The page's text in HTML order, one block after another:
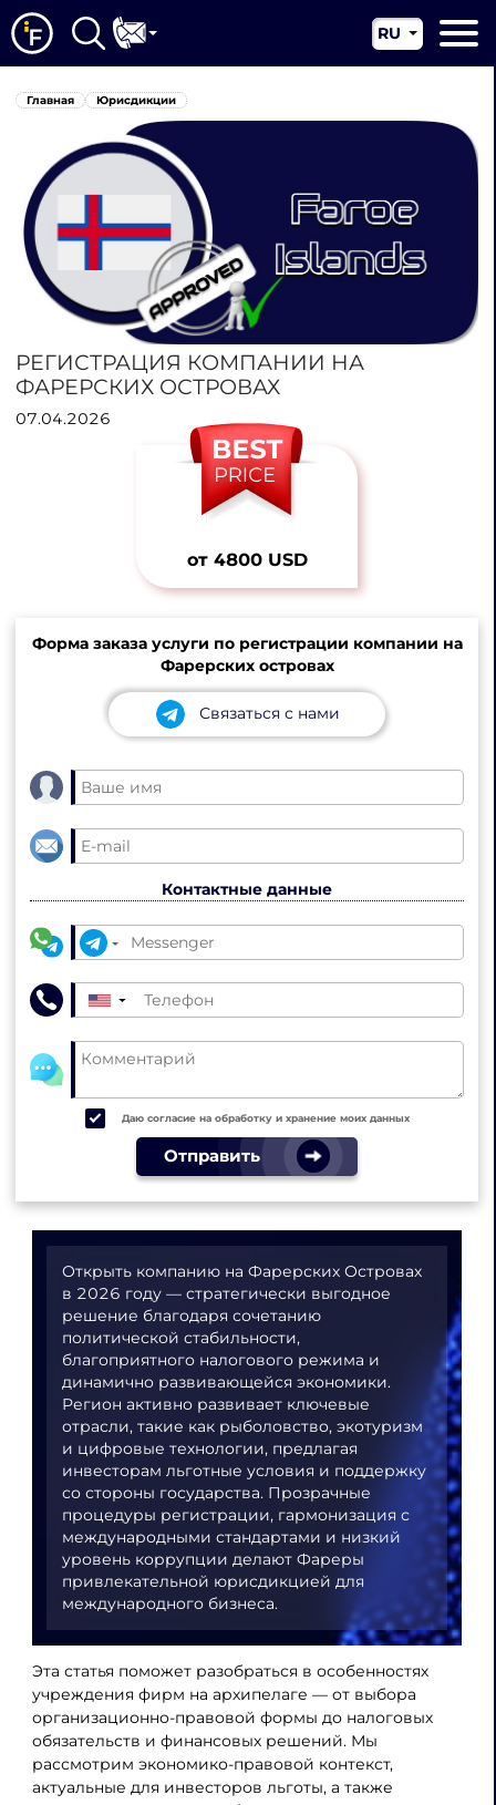
О нас
Новости
Юрисдикции
RU
EN
Главная Юрисдикции
РЕГИСТРАЦИЯ КОМПАНИИ НА
ФАРЕРСКИХ ОСТРОВАХ
07.04.2026
от 4800 USD
Форма заказа услуги по регистрации компании на
Фарерских островах
Связаться с нами
Контактные данные
▼
Даю согласие на обработку и хранение моих данных
Отправить
Открыть компанию на Фарерских Островах
в 2026 году — стратегически выгодное
решение благодаря сочетанию
политической стабильности,
благоприятного налогового режима и
динамично развивающейся экономики.
Регион активно развивает ключевые
отрасли, такие как рыболовство, экотуризм
и цифровые технологии, предлагая
инвесторам льготные условия и поддержку
со стороны государства. Прозрачные
процедуры регистрации, гармонизация с
международными стандартами и низкий
уровень коррупции делают Фареры
привлекательной юрисдикцией для
международного бизнеса.
Эта статья поможет разобраться в особенностях
учреждения фирм на архипелаге — от выбора
организационно-правовой формы до налоговых
обязательств и финансовых решений. Мы
рассмотрим экономико-правовой контекст,
актуальные для инвесторов льготы, а также